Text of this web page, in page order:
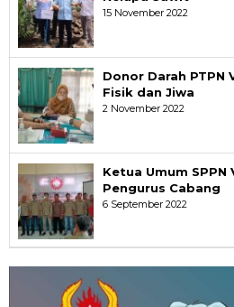
15 November 2022
Donor Darah PTPN
Fisik dan Jiwa
2 November 2022
Ketua Umum SPPN
Pengurus Cabang
6 September 2022